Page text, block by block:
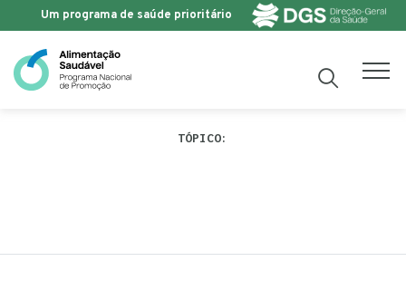
Saltar para o conteúdo
Um programa de saúde prioritário
TÓPICO: